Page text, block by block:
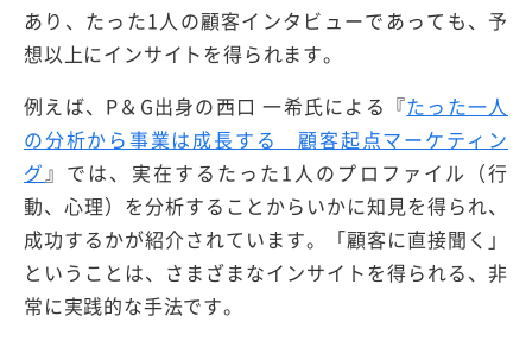
あり、たった1人の顧客インタビューであっても、予
想以上にインサイトを得られます。
例えば、P＆G出身の西口 一希氏による『たった一人
の分析から事業は成長する 顧客起点マーケティン
グ 』では、実在するたった1人のプロファイル（行
動、心理）を分析することからいかに知見を得られ、
成功するかが紹介されています。「顧客に直接聞く」
ということは、さまざまなインサイトを得られる、非
常に実践的な手法です。